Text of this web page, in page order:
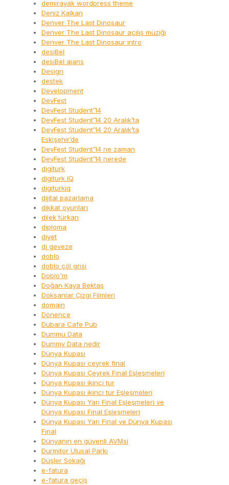
demirayak wordpress theme
Deniz Kalkan
Denver The Last Dinosaur
Denver The Last Dinosaur açılış müziği
Denver The Last Dinosaur intro
desiBel
desiBel ajans
Design
destek
Development
DevFest
DevFest Student’14
DevFest Student’14 20 Aralık’ta
DevFest Student’14 20 Aralık’ta
Eskişehir’de
DevFest Student’14 ne zaman
DevFest Student’14 nerede
digiturk
digiturk IQ
digiturkiq
dijital pazarlama
dikkat oyunları
dilek türkan
diploma
diyet
dj geveze
doblo
doblo çöl grisi
Doblo'm
Doğan Kaya Bektaş
Doksanlar Çizgi Filmleri
domain
Dönence
Dubara Cafe Pub
Dummu Data
Dummy Data nedir
Dünya Kupası
Dünya Kupası çeyrek final
Dünya Kupası Çeyrek Final Eşleşmeleri
Dünya Kupası ikinci tur
Dünya Kupası ikinci tur Eşleşmeleri
Dünya Kupası Yarı Final Eşleşmeleri ve
Dünya Kupası Final Eşleşmeleri
Dünya Kupası Yarı Final ve Dünya Kupası
Final
Dünyanın en güvenli AVMsi
Durmitor Ulusal Parkı
Düşler Sokağı
e-fatura
e-fatura geçiş